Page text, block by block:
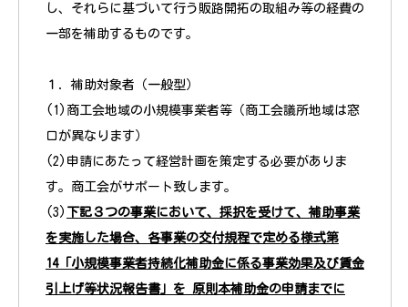
し、それらに基づいて行う販路開拓の取組み等の経費の
一部を補助するものです。
１．補助対象者（一般型）
(1)商工会地域の小規模事業者等（商工会議所地域は窓
口が異なります）
(2)申請にあたって経営計画を策定する必要がありま
す。商工会がサポート致します。
(3) 下記３つの事業において、採択を受けて、補助事業
を実施した場合、各事業の交付規程で定める様式第
14「小規模事業者持続化補助金に係る事業効果及び賃金
引上げ等状況報告書」を 原則本補助金の申請までに